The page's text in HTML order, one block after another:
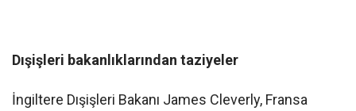
Dışişleri bakanlıklarından taziyeler
İngiltere Dışişleri Bakanı James Cleverly, Fransa